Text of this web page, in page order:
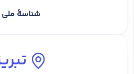
شناسهٔ ملی